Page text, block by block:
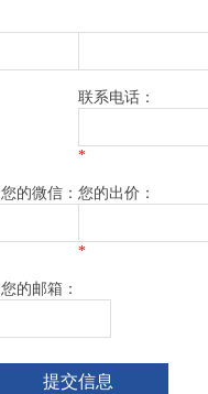
联系电话：
*
您的微信： 您的出价：
*
您的邮箱：